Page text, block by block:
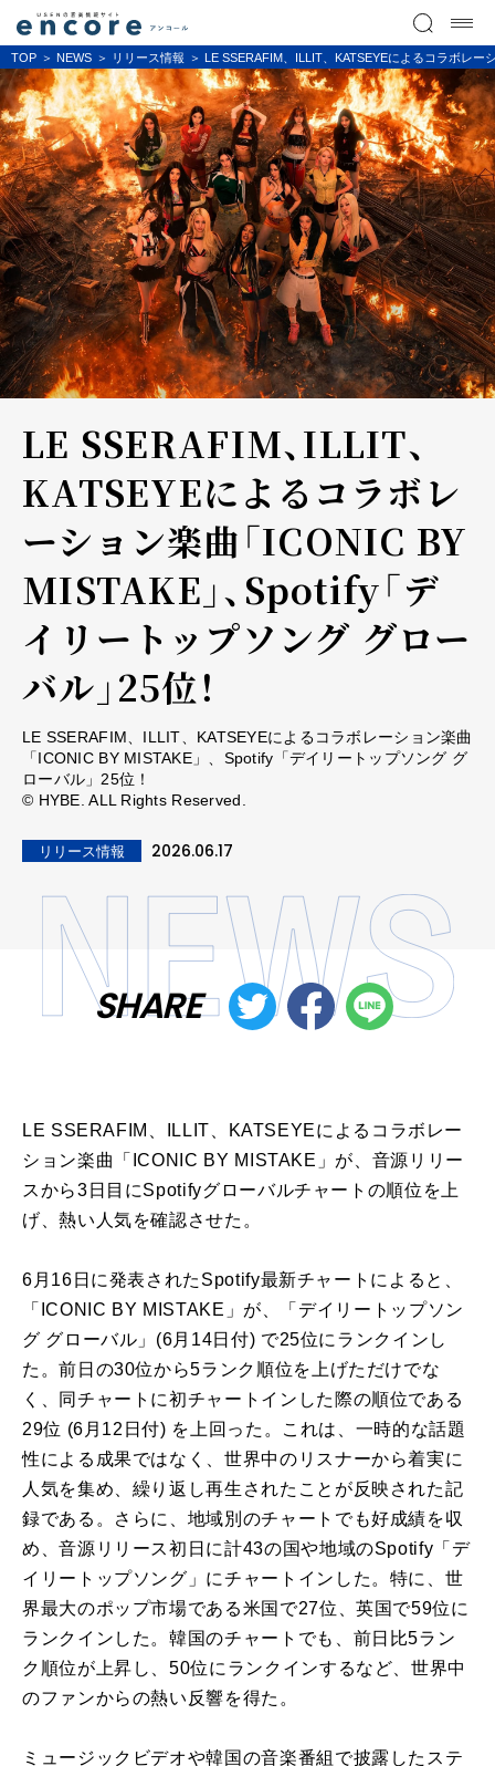
TOP NEWS リリース情報 LE SSERAFIM、ILLIT、KATSEYEによるコラボレ
LE SSERAFIM、ILLIT、
KATSEYEによるコラボレ
ーション楽曲「ICONIC BY
MISTAKE」、Spotify「デ
イリートップソング グロー
バル」25位！
LE SSERAFIM、ILLIT、KATSEYEによるコラボレーション楽曲
「ICONIC BY MISTAKE」、Spotify「デイリートップソング グ
ローバル」25位！
©︎ HYBE. ALL Rights Reserved.
リリース情報 2026.06.17
SHARE
LE SSERAFIM ILLIT KATSEYEによる コラボレー
ション楽曲 「 ICONIC BY MISTAKE 」が、音源リリー
スから3日目にSpotifyグローバルチャートの順位 を上
げ、熱い人気を確認させた。
6月16日に発表された Spotify最新チャート による と、
「
ICONIC BY MISTAKE 」が、「 デイリー トップソン
グ グローバル 」(6月14日付) で25位にランクインし
た。前日の30位から5ランク順位を上げただけでな
く、同チャートに初チャートインした際の順位である
29位 (6月12日付) を上回った。これは、一時的な話題
性による 成果ではなく、世界中のリスナーから着実に
人気を集め、繰り返し再生されたことが反映された記
録である。さらに、地域別のチャートでも好成績を収
め、音源リリース初日に計43の国や地域のSpotify 「 デ
イリー トップソング 」にチャートインした。特に、世
界最大のポップ市場である米国で27位 、英国で59位に
ランクインした。韓国のチャートでも、前日比5ラン
ク順位が上昇し、50位にランクインするなど、世界中
のファンからの熱い反響を得た。
ミュージックビデオや韓国の音楽番組で披露したステ